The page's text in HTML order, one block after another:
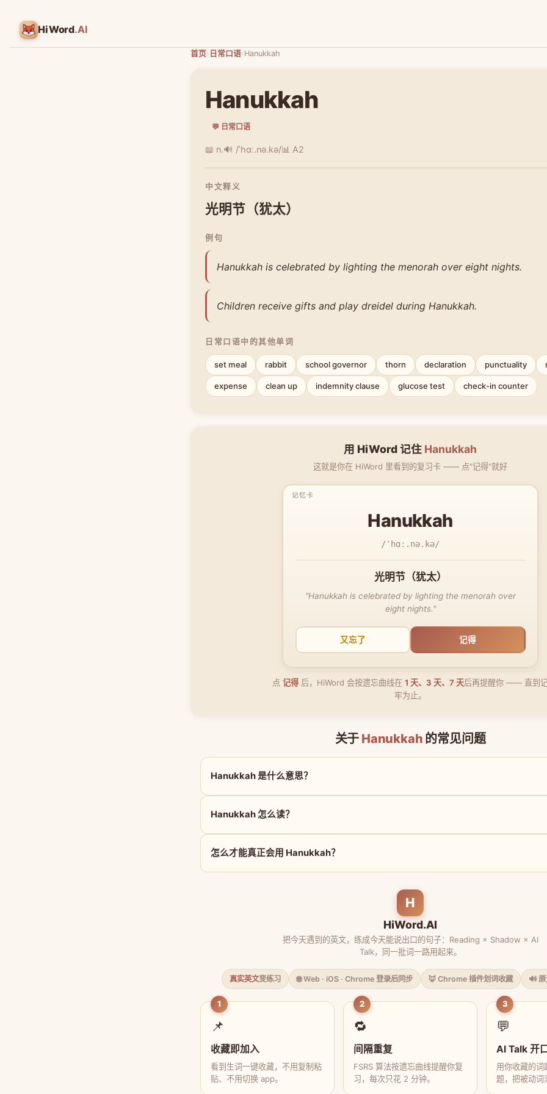
HiWord.AI
首页› 日常口语›Hanukkah
Hanukkah
💬 日常口语
📖 n.🔊 /ˈhɑː.nə.kə/📊 A2
中文释义
光明节（犹太）
例句
Hanukkah is celebrated by lighting the menorah over eight nights.
Children receive gifts and play dreidel during Hanukkah.
日常口语中的其他单词
set meal rabbit school governor thorn declaration punctuality
expense clean up indemnity clause glucose test check-in counter
用 HiWord 记住 Hanukkah
这就是你在 HiWord 里看到的复习卡 —— 点"记得"就好
Hanukkah
/ˈhɑː.nə.kə/
光明节（犹太）
"Hanukkah is celebrated by lighting the menorah over
eight nights."
又忘了 记得
点 记得 后，HiWord 会按遗忘曲线在 1 天、3 天、7 天后再提醒你 —— 直到
牢为止。
关于 Hanukkah 的常见问题
Hanukkah 是什么意思？
Hanukkah 怎么读？
怎么才能真正会用 Hanukkah？
H
HiWord.AI
把今天遇到的英文，练成今天能说出口的句子：Reading × Shadow × AI
Talk，同一批词一路用起来。
真实英文变练习 🌐 Web · iOS · Chrome 登录后同步 🦊 Chrome 插件划词收藏 🔊
1
📌
收藏即加入
看到生词一键收藏，不用复制粘
贴、不用切换 app。
2
🔁
间隔重复
FSRS 算法按遗忘曲线提醒你复
习，每次只花 2 分钟。
3
💬
AI Talk 开
用你收藏的词
题，把被动词